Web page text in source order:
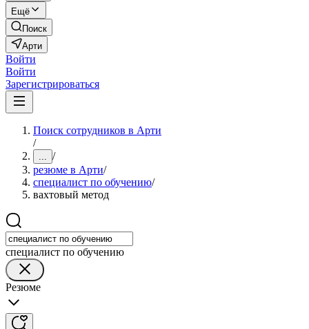
Ещё
Поиск
Арти
Войти
Войти
Зарегистрироваться
Поиск сотрудников в Арти
/
... /
резюме в Арти/
специалист по обучению/
вахтовый метод
специалист по обучению
Резюме